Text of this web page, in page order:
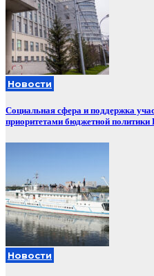
Новости
Социальная сфера и поддержка
приоритетами бюджетной политики
Новости